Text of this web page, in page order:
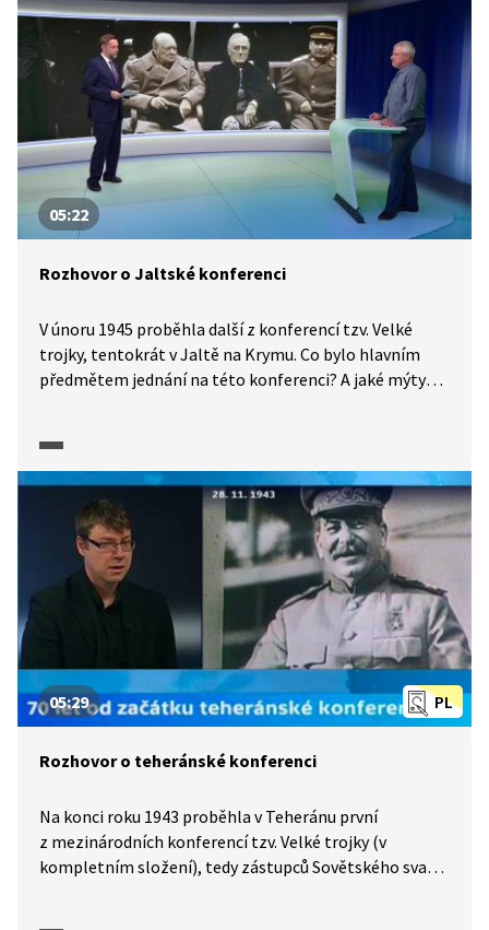
05:22
Rozhovor o Jaltské konferenci
V únoru 1945 proběhla další z konferencí tzv. Velké
trojky, tentokrát v Jaltě na Krymu. Co bylo hlavním
předmětem jednání na této konferenci? A jaké mýty
s historikem.
PL
05:29
Rozhovor o teheránské konferenci
Na konci roku 1943 proběhla v Teheránu první
z mezinárodních konferencí tzv. Velké trojky (v
kompletním složení), tedy zástupců Sovětského svazu,